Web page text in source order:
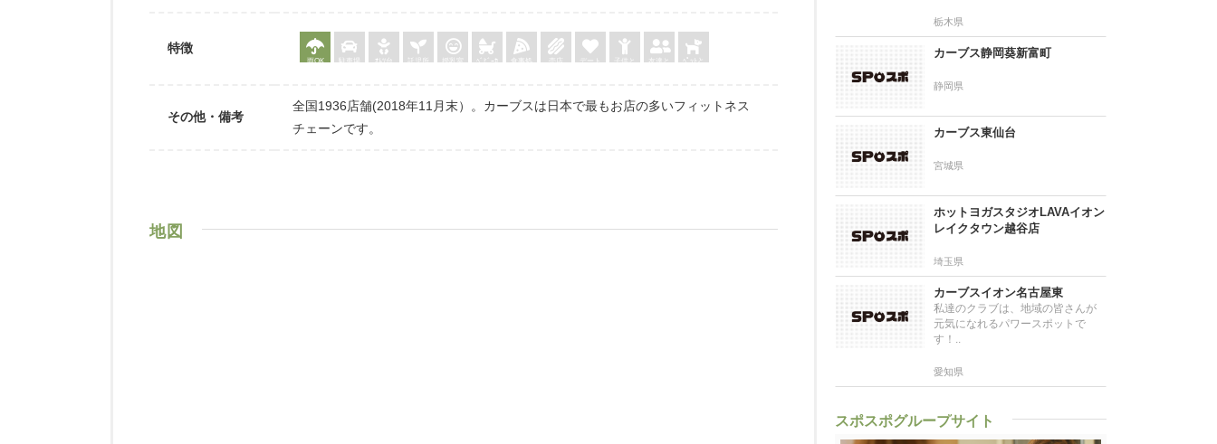
特徴
雨OK 駐車場 ｵﾑﾂ台 託児所 授乳室
ﾍﾞﾋﾞｰｶ
食事処 売店 デート 子供と 友達と ﾍﾟｯﾄと
その他・備考
全国1936店舗(2018年11月末）。カーブスは日本で最もお店の多いフィットネス
チェーンです。
地図
栃木県
カーブス静岡葵新富町
静岡県
カーブス東仙台
宮城県
ホットヨガスタジオLAVAイオン
レイクタウン越谷店
埼玉県
カーブスイオン名古屋東
私達のクラブは、地域の皆さんが
元気になれるパワースポットで
す！..
愛知県
スポスポグループサイト